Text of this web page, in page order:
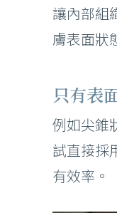
讓內部組
膚表面狀
只有表
例如尖錐
試直接採
有效率。